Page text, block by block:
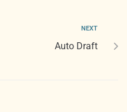
NEXT
Auto Draft